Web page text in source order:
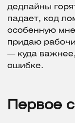
дедлайны
падает, код
особенную
придаю
— куда
ошибке.
Первое